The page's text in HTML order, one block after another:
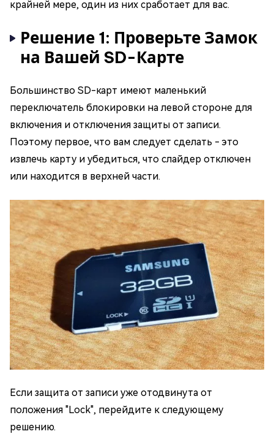
крайней мере, один из них сработает для вас.
Решение 1: Проверьте Замок
на Вашей SD-Карте
Большинство SD-карт имеют маленький
переключатель блокировки на левой стороне для
включения и отключения защиты от записи.
Поэтому первое, что вам следует сделать - это
извлечь карту и убедиться, что слайдер отключен
или находится в верхней части.
Если защита от записи уже отодвинута от
положения "Lock", перейдите к следующему
решению.